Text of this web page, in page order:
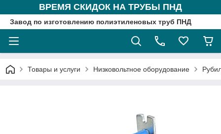
ВРЕМЯ СКИДОК НА ТРУБЫ ПНД
Завод по изготовлению полиэтиленовых труб ПНД
Товары и услуги Низковольтное оборудование